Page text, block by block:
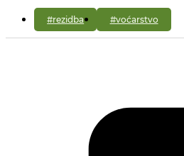
#rezidba #voćarstvo